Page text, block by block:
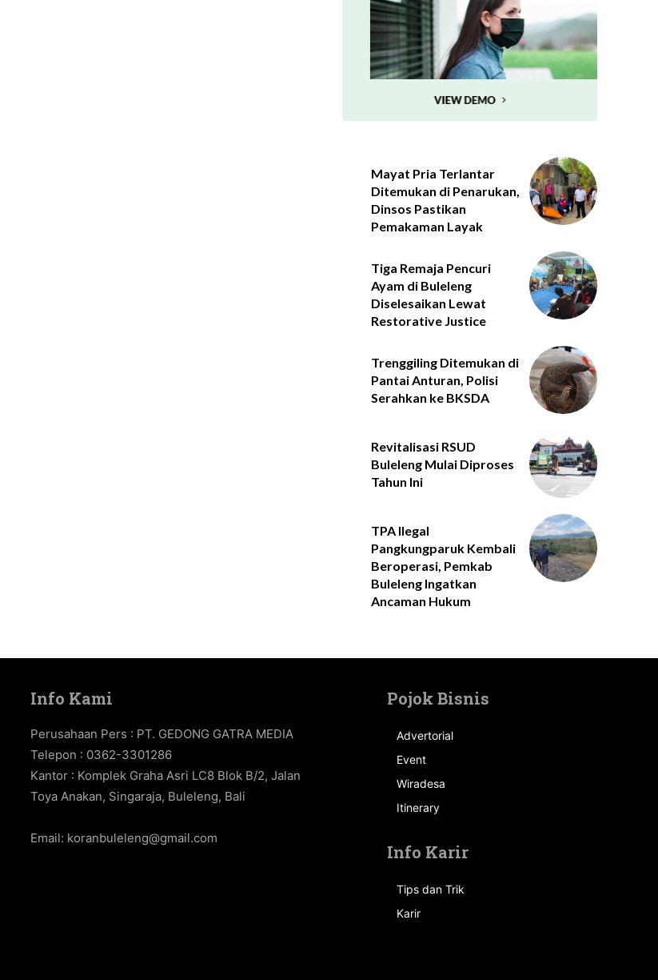
Mayat Pria Terlantar
Ditemukan di Penarukan,
Dinsos Pastikan
Pemakaman Layak
Tiga Remaja Pencuri
Ayam di Buleleng
Diselesaikan Lewat
Restorative Justice
Trenggiling Ditemukan di
Pantai Anturan, Polisi
Serahkan ke BKSDA
Revitalisasi RSUD
Buleleng Mulai Diproses
Tahun Ini
TPA Ilegal
Pangkungparuk Kembali
Beroperasi, Pemkab
Buleleng Ingatkan
Ancaman Hukum
Info Kami
Perusahaan Pers : PT. GEDONG GATRA MEDIA
Telepon : 0362-3301286
Kantor : Komplek Graha Asri LC8 Blok B/2, Jalan
Toya Anakan, Singaraja, Buleleng, Bali
Email: koranbuleleng@gmail.com
Pojok Bisnis
Advertorial
Event
Wiradesa
Itinerary
Info Karir
Tips dan Trik
Karir